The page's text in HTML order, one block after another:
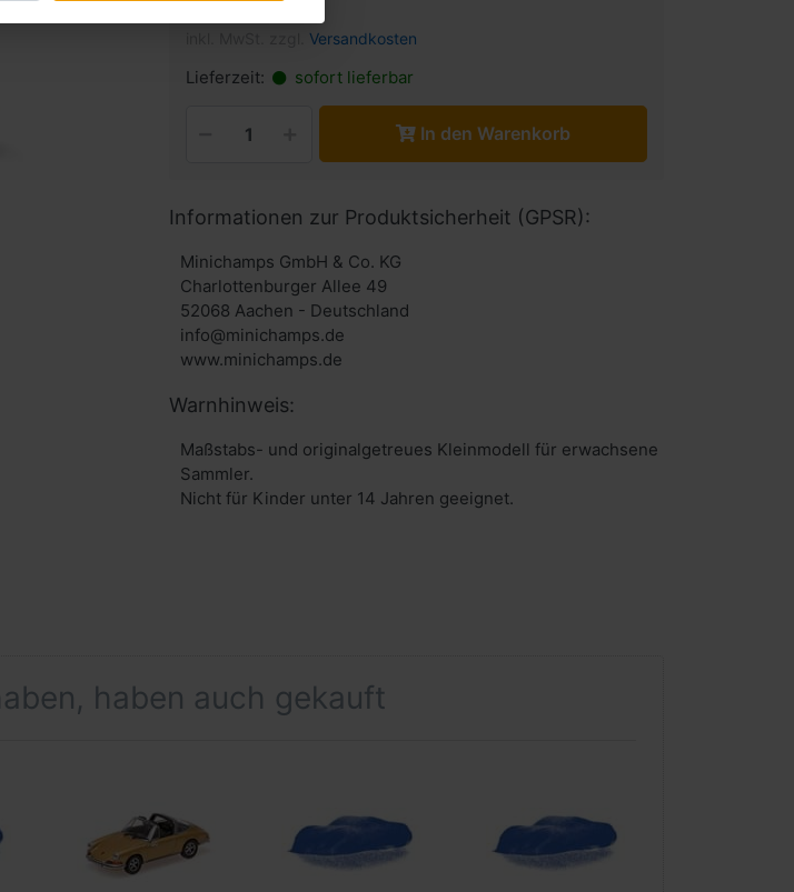
Versandkosten
Lieferzeit: sofort lieferbar
In den Warenkorb
Informationen zur Produktsicherheit (GPSR):
Minichamps GmbH & Co. KG
Charlottenburger Allee 49
52068 Aachen - Deutschland
info@minichamps.de
www.minichamps.de
Warnhinweis:
Maßstabs- und originalgetreues Kleinmodell für erwachsene
Sammler.
Nicht für Kinder unter 14 Jahren geeignet.
haben auch gekauft